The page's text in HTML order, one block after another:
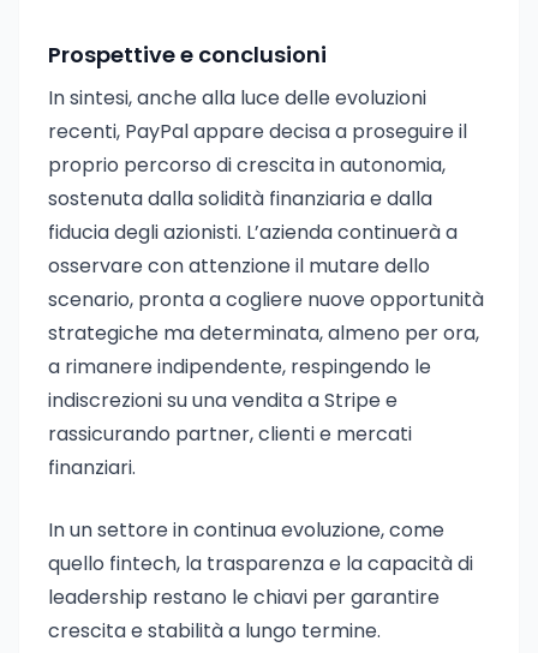
Prospettive e conclusioni
In sintesi, anche alla luce delle evoluzioni
recenti, PayPal appare decisa a proseguire il
proprio percorso di crescita in autonomia,
sostenuta dalla solidità finanziaria e dalla
fiducia degli azionisti. L’azienda continuerà a
osservare con attenzione il mutare dello
scenario, pronta a cogliere nuove opportunità
strategiche ma determinata, almeno per ora,
a rimanere indipendente, respingendo le
indiscrezioni su una vendita a Stripe e
rassicurando partner, clienti e mercati
finanziari.
In un settore in continua evoluzione, come
quello fintech, la trasparenza e la capacità di
leadership restano le chiavi per garantire
crescita e stabilità a lungo termine.